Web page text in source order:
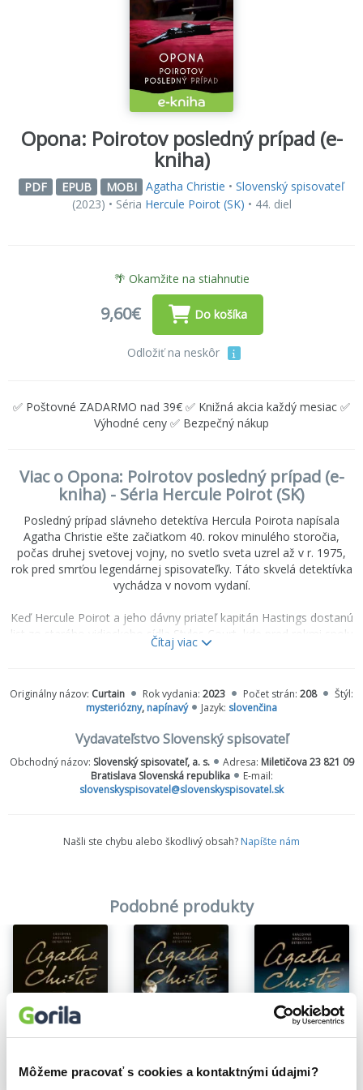
Môžeme pracovať s cookies a kontaktnými údajmi?
Opona: Poirotov posledný prípad (e-
kniha)
PDF EPUB MOBI Agatha Christie • Slovenský spisovateľ
(2023) • Séria Hercule Poirot (SK) • 44. diel
🌴 Okamžite na stiahnutie
9,60€ Do košíka
Odložiť na neskôr
✅ Poštovné ZADARMO nad 39€ ✅ Knižná akcia každý mesiac ✅
Výhodné ceny ✅ Bezpečný nákup
Viac o Opona: Poirotov posledný prípad (e-
kniha) - Séria Hercule Poirot (SK)
Posledný prípad slávneho detektíva Hercula Poirota napísala
Agatha Christie ešte začiatkom 40. rokov minulého storočia,
počas druhej svetovej vojny, no svetlo sveta uzrel až v r. 1975,
rok pred smrťou legendárnej spisovateľky. Táto skvelá detektívka
vychádza v novom vydaní.
Keď Hercule Poirot a jeho dávny priateľ kapitán Hastings dostanú
list zo starého vidieckeho sídla Styles Court, kde pred rokmi spolu
vyriešili prvý prípad vraždy, obaja majú pocit, že je to osud, a bez
detektív čoskoro príde na to, že majú do činenia s chladnokrvným
sériovým vrahom. Jeho identitu však neodhalí ani Hastingsovi, iba
mu prezradí, že záhadný X je jeden z hotelových hostí. Poirot,
sužovaný ťažkou artritídou, si čoraz naliehavejšie uvedomuje, že
ak chce zabrániť ďalšej vražde, musí rýchlo konať, aj keby mal pri
tom riskovať vlastný život...
Čítaj viac
Originálny názov: Curtain Rok vydania: 2023 Počet strán: 208
Štýl:
mysteriózny, napínavý Jazyk: slovenčina
Vydavateľstvo Slovenský spisovateľ
Obchodný názov: Slovenský spisovateľ, a. s. Adresa: Miletičova 23 821 09
Bratislava Slovenská republika
E-mail:
slovenskyspisovatel@slovenskyspisovatel.sk
Našli ste chybu alebo škodlivý obsah? Napíšte nám
Podobné produkty